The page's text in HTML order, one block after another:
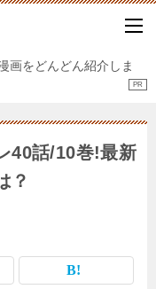
画をどんどん紹介しま
40話/10巻!最新
？